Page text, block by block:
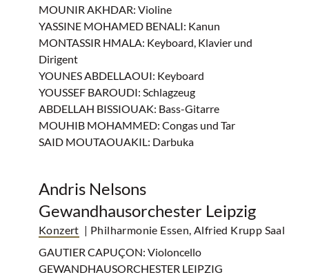
MOUNIR AKHDAR: Violine
YASSINE MOHAMED BENALI: Kanun
MONTASSIR HMALA: Keyboard, Klavier und
Dirigent
YOUNES ABDELLAOUI: Keyboard
YOUSSEF BAROUDI: Schlagzeug
ABDELLAH BISSIOUAK: Bass-Gitarre
MOUHIB MOHAMMED: Congas und Tar
SAID MOUTAOUAKIL: Darbuka
Andris Nelsons
Gewandhausorchester Leipzig
Konzert | Philharmonie Essen, Alfried Krupp Saal
GAUTIER CAPUÇON: Violoncello
GEWANDHAUSORCHESTER LEIPZIG